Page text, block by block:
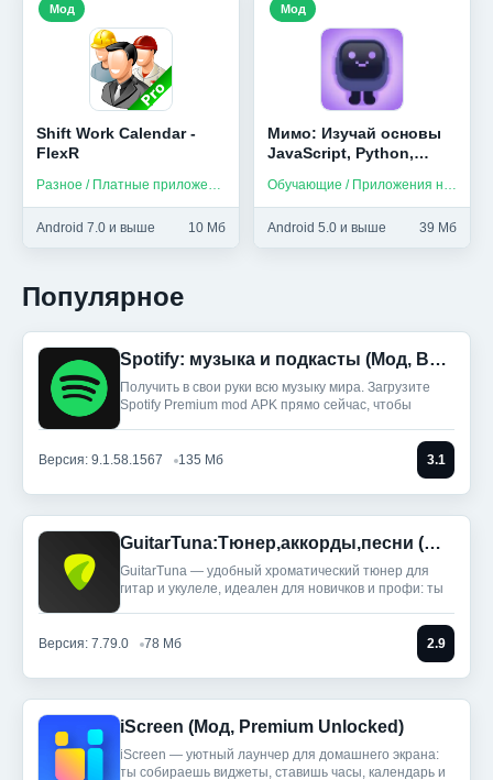
Shift Work Calendar -
FlexR
Разное / Платные приложения
Android 7.0 и выше 10 Мб
Мод
Мимо: Изучай основы
JavaScript, Python,
Unlocked)
Обучающие / Приложения на русском
Android 5.0 и выше 39 Мб
Мод
Популярное
Spotify: музыка и подкасты (Мод, Всё разблокировано)
Получить в свои руки всю музыку мира. Загрузите
Spotify Premium mod APK прямо сейчас, чтобы
Версия: 9.1.58.1567 135 Мб 3.1
GuitarTuna:Тюнер,аккорды,песни (Мод, Premium Unlocked)
GuitarTuna — удобный хроматический тюнер для
гитар и укулеле, идеален для новичков и профи: ты
Версия: 7.79.0 78 Мб 2.9
iScreen (Мод, Premium Unlocked)
iScreen — уютный лаунчер для домашнего экрана:
ты собираешь виджеты, ставишь часы, календарь и